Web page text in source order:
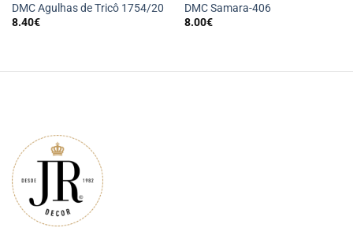
DMC Agulhas de Tricô 1754/20
8.40€
DMC Samara-406
8.00€